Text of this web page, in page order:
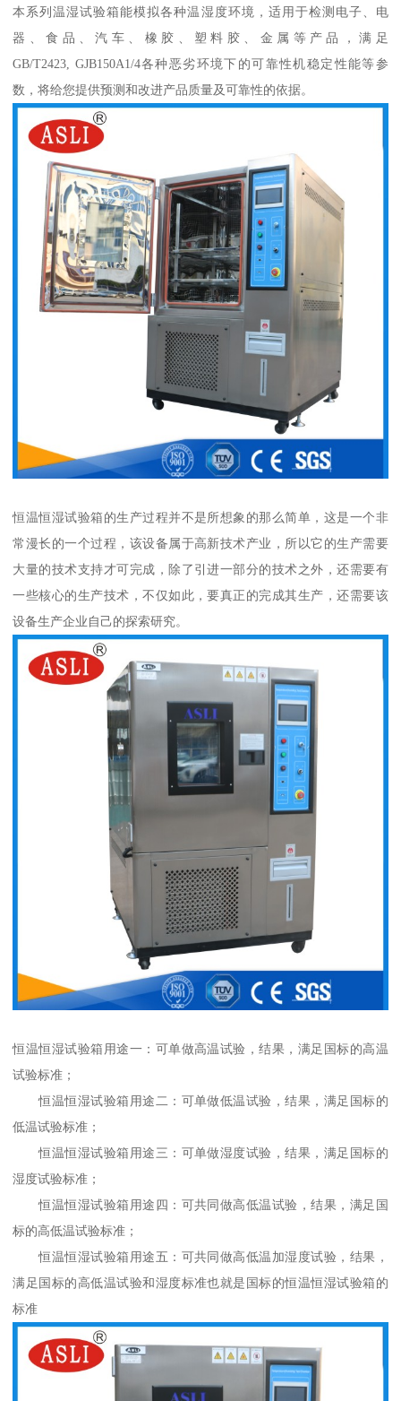
本系列温湿试验箱能模拟各种温湿度环境，适用于检测电子、电
器、食品、汽车、橡胶、塑料胶、金属等产品，满足
GB/T2423, GJB150A1/4各种恶劣环境下的可靠性机稳定性能等参
数，将给您提供预测和改进产品质量及可靠性的依据。
恒温恒湿试验箱的生产过程并不是所想象的那么简单，这是一个非
常漫长的一个过程，该设备属于高新技术产业，所以它的生产需要
大量的技术支持才可完成，除了引进一部分的技术之外，还需要有
一些核心的生产技术，不仅如此，要真正的完成其生产，还需要该
设备生产企业自己的探索研究。
恒温恒湿试验箱用途一：可单做高温试验，结果，满足国标的高温
试验标准；
恒温恒湿试验箱用途二：可单做低温试验，结果，满足国标的
低温试验标准；
恒温恒湿试验箱用途三：可单做湿度试验，结果，满足国标的
湿度试验标准；
恒温恒湿试验箱用途四：可共同做高低温试验，结果，满足国
标的高低温试验标准；
恒温恒湿试验箱用途五：可共同做高低温加湿度试验，结果，
满足国标的高低温试验和湿度标准也就是国标的恒温恒湿试验箱的
标准